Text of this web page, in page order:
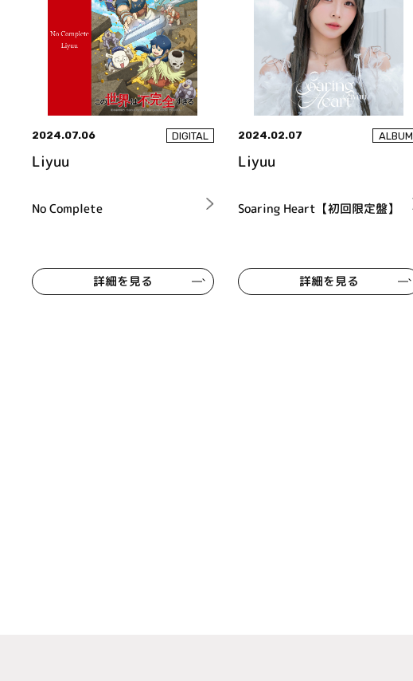
2024.07.06 DIGITAL
Liyuu
No Complete
詳細を見る
2024.02.07 ALBUM
Liyuu
Soaring Heart【初回限定盤】
詳細を見る